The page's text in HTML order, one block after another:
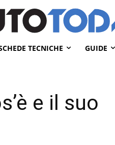
TECNICHE GUIDE
e il suo